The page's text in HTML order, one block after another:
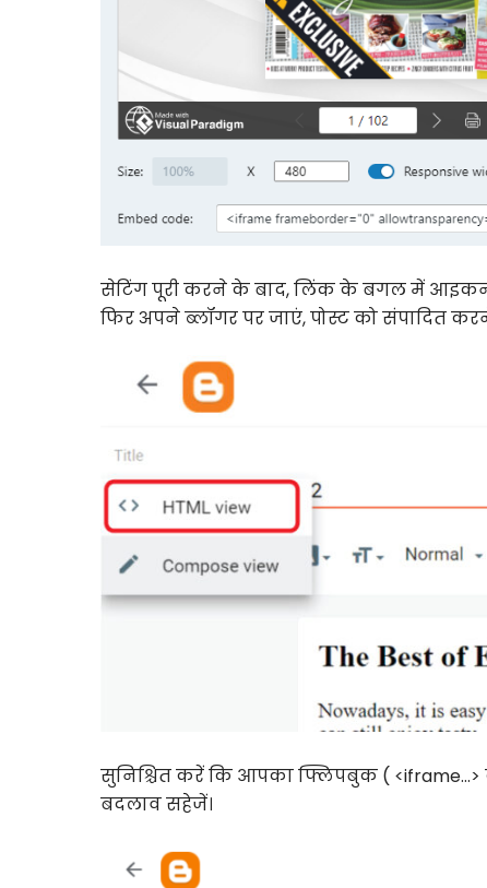
सेटिंग पूरी करने के बाद, लिंक के बगल में
फिर अपने ब्लॉगर पर जाएं, पोस्ट को संपादित
सुनिश्चित करें कि आपका फ्लिपबुक ( <iframe…>
बदलाव सहेजें।